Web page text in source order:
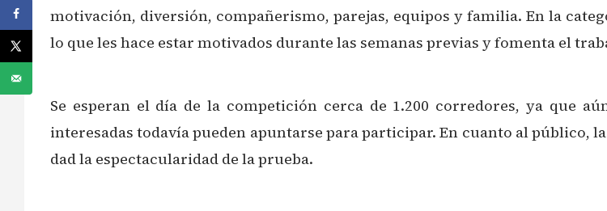
motivación, diversión, compañerismo, parejas, equipos y familia. En la
lo que les hace estar motivados durante las semanas previas y fomenta el
Se esperan el día de la competición cerca de 1.200 corredores, ya que
interesadas todavía pueden apuntarse para participar. En cuanto al público,
dad la espectacularidad de la prueba.